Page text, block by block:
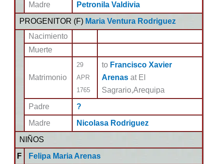
Madre
Petronila Valdivia
PROGENITOR (F) Maria Ventura Rodriguez
Nacimiento
Muerte
Matrimonio
29
APR
1765
to Francisco Xavier
Arenas at El
Sagrario,Arequipa
Padre
?
Madre
Nicolasa Rodriguez
NIÑOS
F
Felipa Maria Arenas